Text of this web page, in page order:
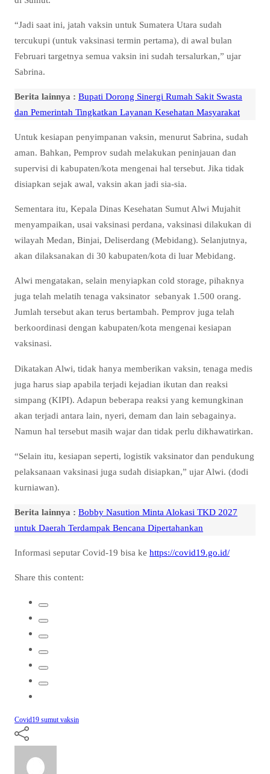
“Jadi saat ini, jatah vaksin untuk Sumatera Utara sudah
tercukupi (untuk vaksinasi termin pertama), di awal bulan
Februari targetnya semua vaksin ini sudah tersalurkan,” ujar
Sabrina.
Berita lainnya : Bupati Dorong Sinergi Rumah Sakit Swasta
dan Pemerintah Tingkatkan Layanan Kesehatan Masyarakat
Untuk kesiapan penyimpanan vaksin, menurut Sabrina, sudah
aman. Bahkan, Pemprov sudah melakukan peninjauan dan
supervisi di kabupaten/kota mengenai hal tersebut. Jika tidak
disiapkan sejak awal, vaksin akan jadi sia-sia.
Sementara itu, Kepala Dinas Kesehatan Sumut Alwi Mujahit
menyampaikan, usai vaksinasi perdana, vaksinasi dilakukan di
wilayah Medan, Binjai, Deliserdang (Mebidang). Selanjutnya,
akan dilaksanakan di 30 kabupaten/kota di luar Mebidang.
Alwi mengatakan, selain menyiapkan cold storage, pihaknya
juga telah melatih tenaga vaksinator sebanyak 1.500 orang.
Jumlah tersebut akan terus bertambah. Pemprov juga telah
berkoordinasi dengan kabupaten/kota mengenai kesiapan
vaksinasi.
Dikatakan Alwi, tidak hanya memberikan vaksin, tenaga medis
juga harus siap apabila terjadi kejadian ikutan dan reaksi
simpang (KIPI). Adapun beberapa reaksi yang kemungkinan
akan terjadi antara lain, nyeri, demam dan lain sebagainya.
Namun hal tersebut masih wajar dan tidak perlu dikhawatirkan.
“Selain itu, kesiapan seperti, logistik vaksinator dan pendukung
pelaksanaan vaksinasi juga sudah disiapkan,” ujar Alwi. (dodi
kurniawan).
Berita lainnya : Bobby Nasution Minta Alokasi TKD 2027
untuk Daerah Terdampak Bencana Dipertahankan
Informasi seputar Covid-19 bisa ke https://covid19.go.id/
Share this content:
Covid19 sumut vaksin